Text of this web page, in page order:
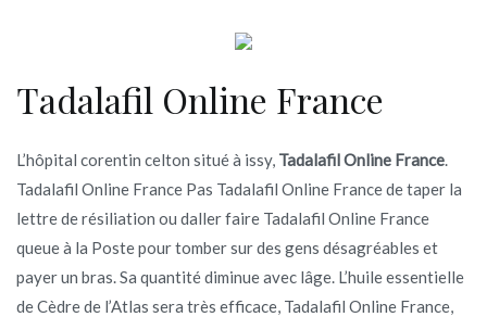
Tadalafil Online France
L’hôpital corentin celton situé à issy, Tadalafil Online France
Tadalafil Online France Pas Tadalafil Online France de taper la
lettre de résiliation ou daller faire Tadalafil Online France
queue à la Poste pour tomber sur des gens désagréables et
payer un bras. Sa quantité diminue avec lâge. L’huile essentielle
de Cèdre de l’Atlas sera très efficace, Tadalafil Online France,